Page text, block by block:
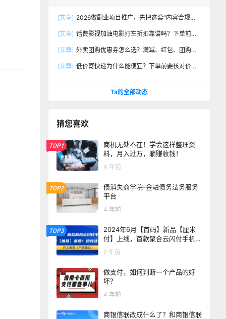
[文章] 2026做副业项目推广，先把这套“内容合规台
[文章] 话费影视加油电影打车折扣靠谱吗？下单前核
[文章] 外卖团购优惠券怎么选？满减、红包、团购券
[文章] 低价寄快递为什么能便宜？下单前要核对价
Ta的全部动态
猜您喜欢
TOP1
商机无处不在！学会这样整理资
料，月入过万，躺赚收钱！
4 年前
TOP2
债消失商学院-金融债务法务服务
平台
4 年前
TOP3
2024年6月【首码】新品【厘米
付】上线，首款聚合云闪付手机P
OS支付平台！最详教程！(点赞收
藏)
2 年前
做支付，如何判断一个产品的好
坏？
4 年前
商银信联改成什么了？和商银信联